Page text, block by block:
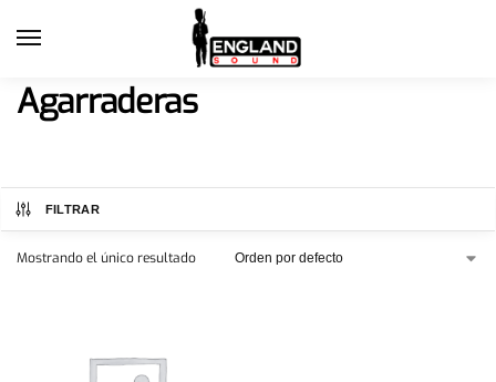
Agarraderas
FILTRAR
Mostrando el único resultado